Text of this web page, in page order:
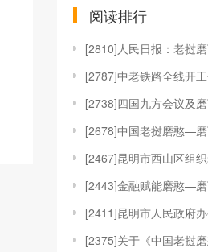
阅读排行
[2810]人民日报：老挝磨丁经济
[2787]中老铁路全线开
[2738]四国九方会议及磨丁
[2678]中国老挝磨憨—磨丁经济合
[2467]昆明市西山区组织老干部
[2443]金融赋能磨憨—
[2411]昆明市人民政府办公室关于
[2375]关于《中国老挝磨憨—磨丁